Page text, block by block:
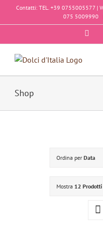
SaltaContatti: TEL. +39 0755005577 |
075 5009990
Shop
Ordina per Data
Mostra 12 Prodotti